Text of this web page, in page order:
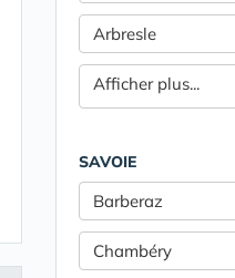
Arbresle
Afficher plus...
SAVOIE
Barberaz
Chambéry